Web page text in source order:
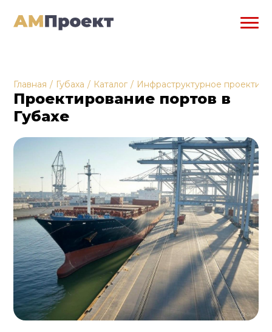
Главная / Губаха / Каталог / Инфраструктурное
Проектирование портов в
Губахе